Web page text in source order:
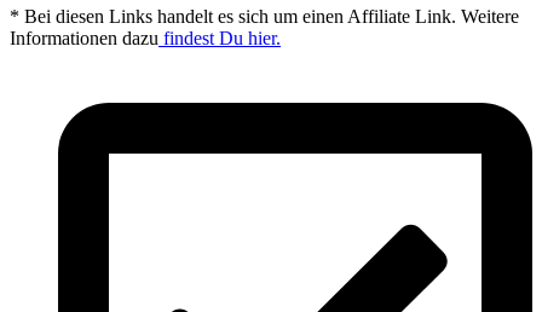
* Bei diesen Links handelt es sich um einen Affiliate Link. Weitere
Informationen dazu findest Du hier.